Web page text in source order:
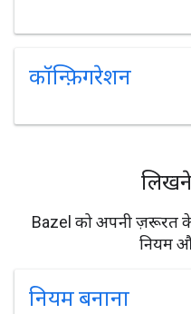
कॉन्फ़िगरेशन
Bazel को अपनी ज़रूरत
नियम
नियम बनाना